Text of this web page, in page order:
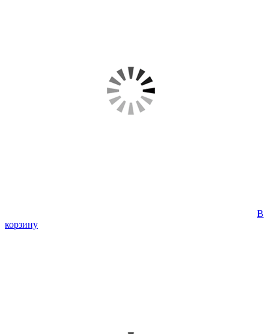
В
корзину